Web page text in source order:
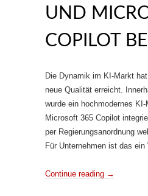
UND
COPILOT
Die Dynamik im KI‑Markt
neue Qualität erreicht.
wurde ein hochmodernes
Microsoft 365 Copilot
per Regierungsanordnung
Für Unternehmen ist das ein
Continue reading →